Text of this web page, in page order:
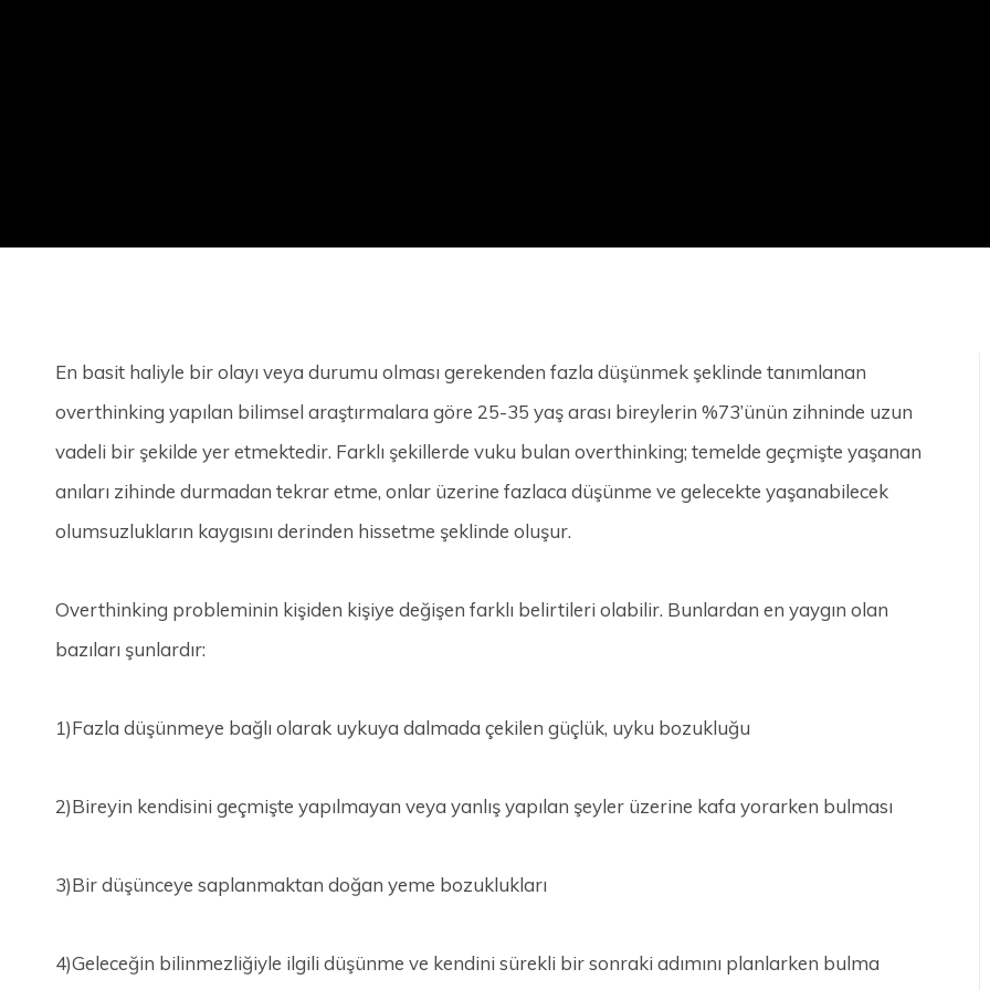
En basit haliyle bir olayı veya durumu olması gerekenden fazla düşünmek şeklinde tanımlanan
overthinking yapılan bilimsel araştırmalara göre 25-35 yaş arası bireylerin %73’ünün zihninde uzun
vadeli bir şekilde yer etmektedir. Farklı şekillerde vuku bulan overthinking; temelde geçmişte yaşanan
anıları zihinde durmadan tekrar etme, onlar üzerine fazlaca düşünme ve gelecekte yaşanabilecek
olumsuzlukların kaygısını derinden hissetme şeklinde oluşur.
Overthinking probleminin kişiden kişiye değişen farklı belirtileri olabilir. Bunlardan en yaygın olan
bazıları şunlardır:
1)Fazla düşünmeye bağlı olarak uykuya dalmada çekilen güçlük, uyku bozukluğu
2)Bireyin kendisini geçmişte yapılmayan veya yanlış yapılan şeyler üzerine kafa yorarken bulması
3)Bir düşünceye saplanmaktan doğan yeme bozuklukları
4)Geleceğin bilinmezliğiyle ilgili düşünme ve kendini sürekli bir sonraki adımını planlarken bulma